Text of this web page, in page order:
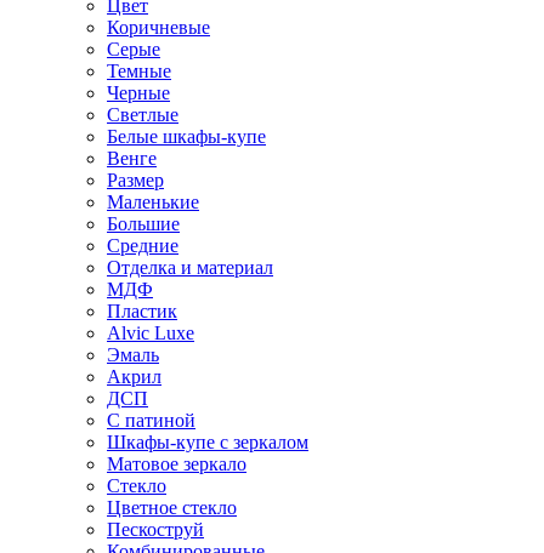
Цвет
Коричневые
Серые
Темные
Черные
Светлые
Белые шкафы-купе
Венге
Размер
Маленькие
Большие
Средние
Отделка и материал
МДФ
Пластик
Alvic Luxe
Эмаль
Акрил
ДСП
С патиной
Шкафы-купе с зеркалом
Матовое зеркало
Стекло
Цветное стекло
Пескоструй